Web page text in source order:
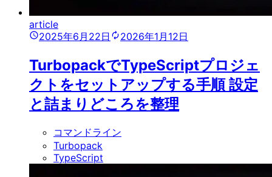
article
2025年6月22日
2026年1月12日
TurbopackでTypeScriptプロジェ
クトをセットアップする手順 設定
と詰まりどころを整理
コマンドライン
Turbopack
TypeScript